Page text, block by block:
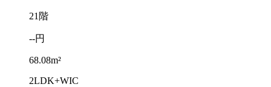
21階
--円
68.08m²
2LDK+WIC